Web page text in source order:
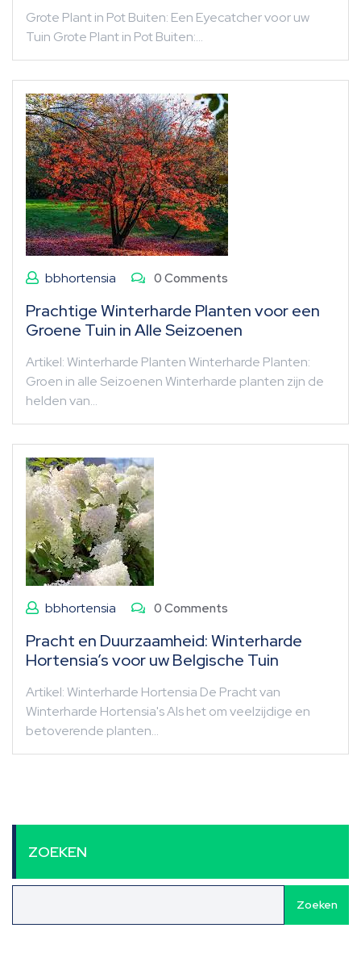
Grote Plant in Pot Buiten: Een Eyecatcher voor uw
Tuin Grote Plant in Pot Buiten:…
bbhortensia 0 Comments
Prachtige Winterharde Planten voor een
Groene Tuin in Alle Seizoenen
Artikel: Winterharde Planten Winterharde Planten:
Groen in alle Seizoenen Winterharde planten zijn de
helden van…
bbhortensia 0 Comments
Pracht en Duurzaamheid: Winterharde
Hortensia’s voor uw Belgische Tuin
Artikel: Winterharde Hortensia De Pracht van
Winterharde Hortensia's Als het om veelzijdige en
betoverende planten…
ZOEKEN
Zoeken